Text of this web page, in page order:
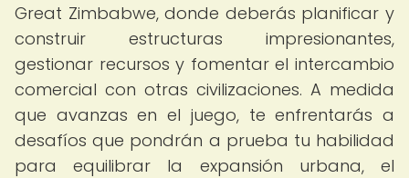
Great Zimbabwe, donde deberás planificar y
construir estructuras impresionantes,
gestionar recursos y fomentar el intercambio
comercial con otras civilizaciones. A medida
que avanzas en el juego, te enfrentarás a
desafíos que pondrán a prueba tu habilidad
para equilibrar la expansión urbana, el